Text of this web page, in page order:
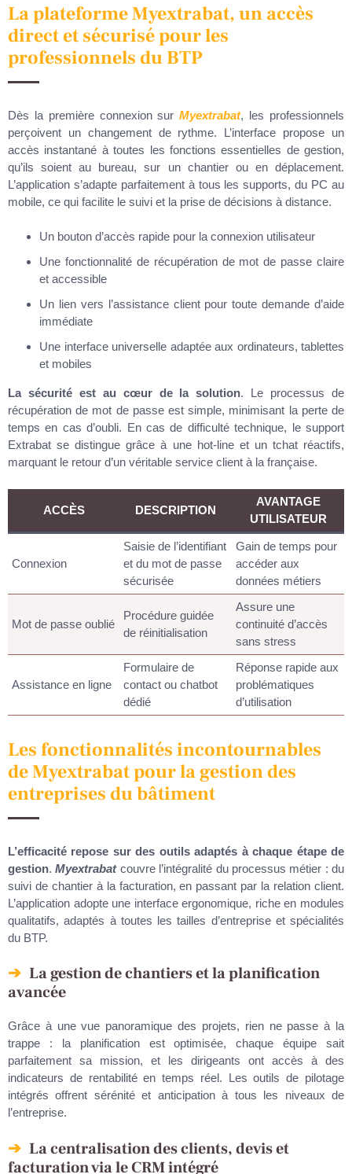
La plateforme Myextrabat, un accès
direct et sécurisé pour les
professionnels du BTP
Dès la première connexion surMyextrabat, les professionnels
perçoivent un changement de rythme. L’interface propose un
accès instantané à toutes les fonctions essentielles de gestion,
qu’ils soient au bureau, sur un chantier ou en déplacement.
L’application s’adapte parfaitement à tous les supports, du PC au
mobile, ce qui facilite le suivi et la prise de décisions à distance.
Un bouton d’accès rapide pour la connexion utilisateur
Une fonctionnalité de récupération de mot de passe claire
et accessible
Un lien vers l’assistance client pour toute demande d’aide
immédiate
Une interface universelle adaptée aux ordinateurs, tablettes
et mobiles
La sécurité est au cœur de la solution. Le processus de
récupération de mot de passe est simple, minimisant la perte de
temps en cas d’oubli. En cas de difficulté technique, le support
Extrabat se distingue grâce à une hot-line et un tchat réactifs,
marquant le retour d’un véritable service client à la française.
ACCÈS DESCRIPTION
AVANTAGE
UTILISATEUR
Connexion
Saisie de l’identifiant
et du mot de passe
sécurisée
Gain de temps pour
accéder aux
données métiers
Mot de passe oublié
Procédure guidée
de réinitialisation
Assure une
continuité d’accès
sans stress
Assistance en ligne
Formulaire de
contact ou chatbot
dédié
Réponse rapide aux
problématiques
d’utilisation
Les fonctionnalités incontournables
de Myextrabat pour la gestion des
entreprises du bâtiment
L’efficacité repose sur des outils adaptés à chaque étape de
gestion.Myextrabatcouvre l’intégralité du processus métier : du
suivi de chantier à la facturation, en passant par la relation client.
L’application adopte une interface ergonomique, riche en modules
qualitatifs, adaptés à toutes les tailles d’entreprise et spécialités
du BTP.
La gestion de chantiers et la planification
avancée
Grâce à une vue panoramique des projets, rien ne passe à la
trappe : la planification est optimisée, chaque équipe sait
parfaitement sa mission, et les dirigeants ont accès à des
indicateurs de rentabilité en temps réel. Les outils de pilotage
intégrés offrent sérénité et anticipation à tous les niveaux de
l’entreprise.
La centralisation des clients, devis et
facturation via le CRM intégré